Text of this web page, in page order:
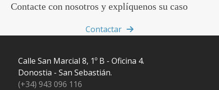
Contacte con nosotros y explíquenos su caso
Contactar
Calle San Marcial 8, 1º B - Oficina 4.
Donostia - San Sebastián.
(+34) 943 096 116